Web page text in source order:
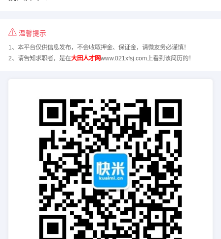
温馨提示
1、本平台仅供信息发布，不会收取押金、保证金，请微友务必谨慎！
2、请告知求职者，是在大田人才网www.021xfsj.com上看到该简历的！